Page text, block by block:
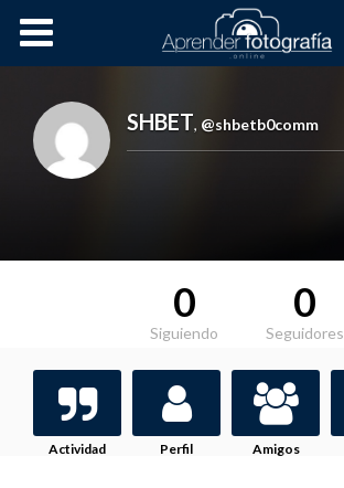
Cursos OnLine
SHBET, @shbetb0comm
0
Siguiendo
0
Seguidores
Actividad Perfil Amigos